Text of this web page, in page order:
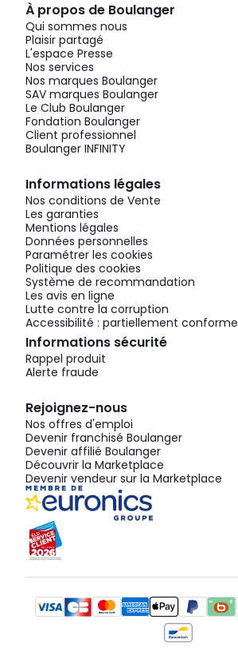
À propos de Boulanger
Qui sommes nous
Plaisir partagé
L'espace Presse
Nos services
Nos marques Boulanger
SAV marques Boulanger
Le Club Boulanger
Fondation Boulanger
Client professionnel
Boulanger INFINITY
Informations légales
Nos conditions de Vente
Les garanties
Mentions légales
Données personnelles
Paramétrer les cookies
Politique des cookies
Système de recommandation
Les avis en ligne
Lutte contre la corruption
Accessibilité : partiellement conforme
Informations sécurité
Rappel produit
Alerte fraude
Rejoignez-nous
Nos offres d'emploi
Devenir franchisé Boulanger
Devenir affilié Boulanger
Découvrir la Marketplace
Devenir vendeur sur la Marketplace